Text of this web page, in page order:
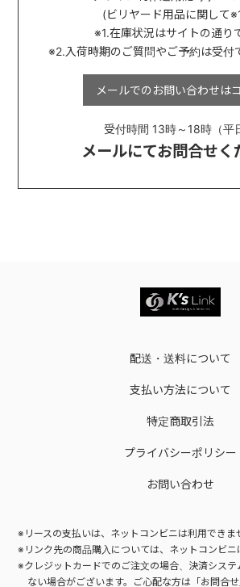
(ビリヤード用品に関して
※1.在庫状況はサイトの通り
※2.入荷時期のご質問やご予約は受付
メールでのお問い合わせは
受付時間 13時～18時（平
メールにてお問合せく
配送・送料について
支払い方法について
特定商取引法
プライバシーポリシー
お問い合わせ
※リースの支払いは、ネットコンビニは利用できま
※リンク先の商品購入については、ネットコンビニ
※クレジットカードでのご注文の場合、決済シス
ない場合がございます。
ご心配な方は「お問合